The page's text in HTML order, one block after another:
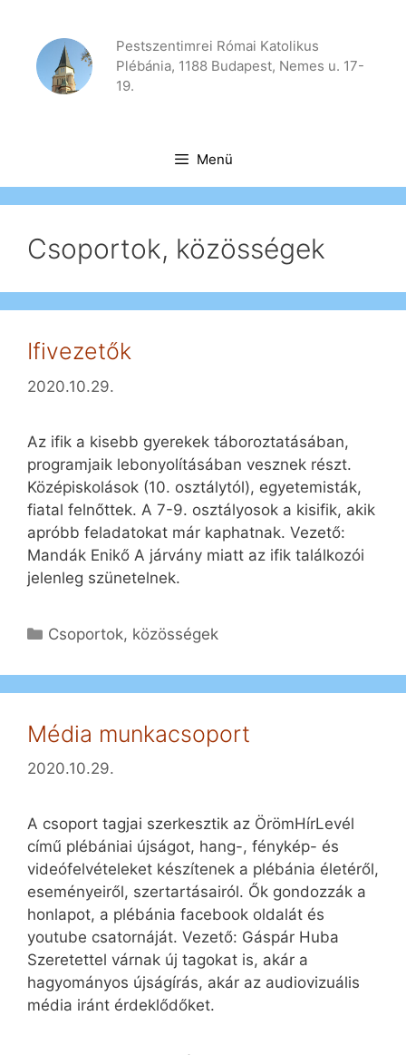
tartalomba
Pestszentimrei Római Katolikus
Plébánia, 1188 Budapest, Nemes u. 17-
19.
Menü
Csoportok, közösségek
Ifivezetők
2020.10.29.
Az ifik a kisebb gyerekek táboroztatásában,
programjaik lebonyolításában vesznek részt.
Középiskolások (10. osztálytól), egyetemisták,
fiatal felnőttek. A 7-9. osztályosok a kisifik, akik
apróbb feladatokat már kaphatnak. Vezető:
Mandák Enikő A járvány miatt az ifik találkozói
jelenleg szünetelnek.
Kategória
Csoportok, közösségek
Média munkacsoport
2020.10.29.
A csoport tagjai szerkesztik az ÖrömHírLevél
című plébániai újságot, hang-, fénykép- és
videófelvételeket készítenek a plébánia életéről,
eseményeiről, szertartásairól. Ők gondozzák a
honlapot, a plébánia facebook oldalát és
youtube csatornáját. Vezető: Gáspár Huba
Szeretettel várnak új tagokat is, akár a
hagyományos újságírás, akár az audiovizuális
média iránt érdeklődőket.